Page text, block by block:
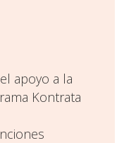
apoyo a la
Kontrata